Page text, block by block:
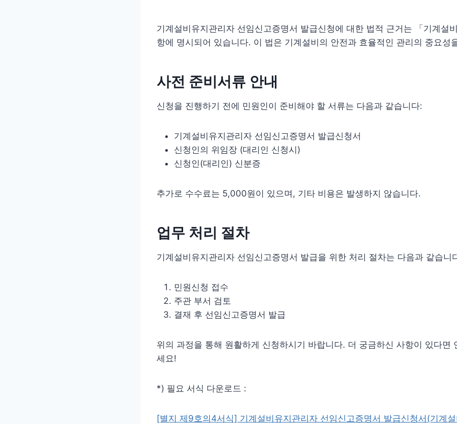
기계설비유지관리자 선임신고증명서 발급신청에 대한 법적 근거는 「기계설
항에 명시되어 있습니다. 이 법은 기계설비의 안전과 효율적인 관리의 중요성
사전 준비서류 안내
신청을 진행하기 전에 민원인이 준비해야 할 서류는 다음과 같습니다:
기계설비유지관리자 선임신고증명서 발급신청서
신청인의 위임장 (대리인 신청시)
신청인(대리인) 신분증
추가로 수수료는 5,000원이 있으며, 기타 비용은 발생하지 않습니다.
업무 처리 절차
기계설비유지관리자 선임신고증명서 발급을 위한 처리 절차는 다음과 같습니
민원신청 접수
주관 부서 검토
결재 후 선임신고증명서 발급
위의 과정을 통해 원활하게 신청하시기 바랍니다. 더 궁금하신 사항이 있다면
세요!
*) 필요 서식 다운로드 :
[별지 제9호의4서식] 기계설비유지관리자 선임신고증명서 발급신청서(기계